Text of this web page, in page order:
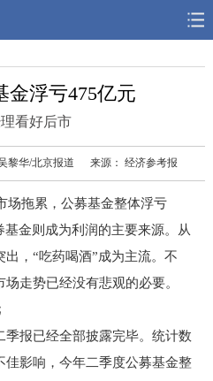
深度 思想
金浮亏475亿元
看好后市
黎华/北京报道 来源： 经济参考报
拖累，公募基金整体浮亏
金则成为利润的主要来源。从
，“吃药喝酒”成为主流。不
走势已经没有悲观的必要。
报已经全部披露完毕。统计数
影响，今年二季度公募基金整